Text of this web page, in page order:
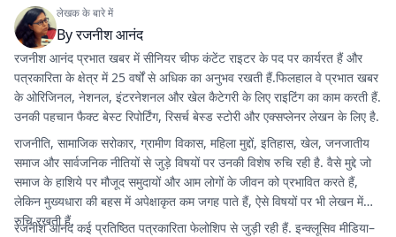
लेखक के बारे में
Byरजनीश आनंद
रजनीश आनंद प्रभात खबर में सीनियर चीफ कंटेंट राइटर के पद पर कार्यरत हैं और
पत्रकारिता के क्षेत्र में 25 वर्षों से अधिक का अनुभव रखती हैं.फिलहाल वे प्रभात खबर
के ओरिजिनल, नेशनल, इंटरनेशनल और खेल कैटेगरी के लिए राइटिंग का काम करती हैं.
उनकी पहचान फैक्ट बेस्ट रिपोर्टिंग, रिसर्च बेस्ड स्टोरी और एक्सप्लेनर लेखन के लिए है.
राजनीति, सामाजिक सरोकार, ग्रामीण विकास, महिला मुद्दों, इतिहास, खेल, जनजातीय
समाज और सार्वजनिक नीतियों से जुड़े विषयों पर उनकी विशेष रुचि रही है. वैसे मुद्दे जो
समाज के हाशिये पर मौजूद समुदायों और आम लोगों के जीवन को प्रभावित करते हैं,
लेकिन मुख्यधारा की बहस में अपेक्षाकृत कम जगह पाते हैं, ऐसे विषयों पर भी लेखन में
रुचि रखती हैं.
रजनीश आनंद कई प्रतिष्ठित पत्रकारिता फेलोशिप से जुड़ी रही हैं. इन्क्लूसिव मीडिया–